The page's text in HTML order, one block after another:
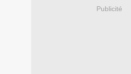
Publicité